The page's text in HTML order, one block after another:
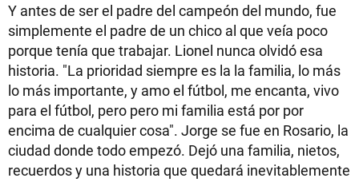
Y antes de ser el padre del campeón del mundo, fue
simplemente el padre de un chico al que veía poco
porque tenía que trabajar. Lionel nunca olvidó esa
historia. "La prioridad siempre es la la familia, lo más
lo más importante, y amo el fútbol, me encanta, vivo
para el fútbol, pero pero mi familia está por por
encima de cualquier cosa". Jorge se fue en Rosario, la
ciudad donde todo empezó. Dejó una familia, nietos,
recuerdos y una historia que quedará inevitablemente